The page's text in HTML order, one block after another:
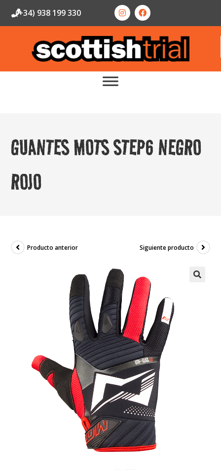
(+34) 938 199 330
GUANTES MOTS STEP6 NEGRO
ROJO
Producto anterior Siguiente producto